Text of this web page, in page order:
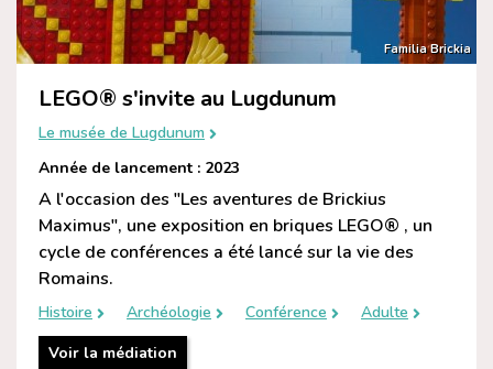
Familia Brickia
LEGO® s'invite au Lugdunum
Le musée de Lugdunum
Année de lancement : 2023
A l'occasion des "Les aventures de Brickius
Maximus", une exposition en briques LEGO® , un
cycle de conférences a été lancé sur la vie des
Romains.
Histoire Archéologie Conférence
Adulte
Voir la médiation